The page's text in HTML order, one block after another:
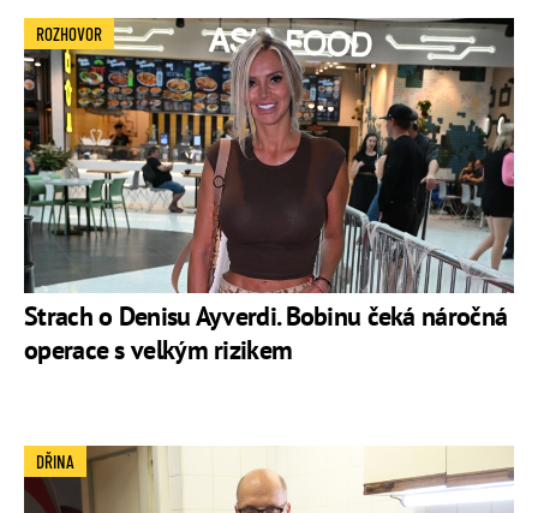
Strach o Denisu Ayverdi. Bobinu čeká náročná
operace s velkým rizikem
ROZHOVOR
DŘINA